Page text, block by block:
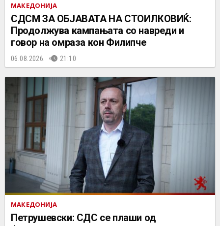
МАКЕДОНИЈА
СДСМ ЗА ОБЈАВАТА НА СТОИЛКОВИЌ:
Продолжува кампањата со навреди и
говор на омраза кон Филипче
06.08.2026. 21:10
МАКЕДОНИЈА
Петрушевски: СДС се плаши од